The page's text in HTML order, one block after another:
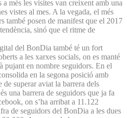
més les visites van creixent amb una
vistes al mes. A la vegada, el més
també posen de manifest que el 2017
sinó que el ritme de
del BonDia també té un fort
a les xarxes socials, on es manté
pujant en nombre seguidors. En el
en la segona posició amb
superar aviat la barrera dels
una barrera de seguidors que ja fa
on s’ha arribat a 11.122
de seguidors del BonDia a les dues